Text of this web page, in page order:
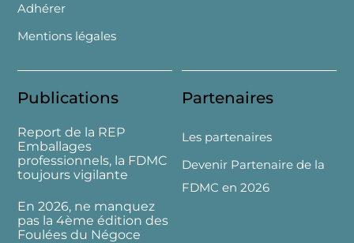
Adhérer
Mentions légales
Publications
Report de la REP
Emballages
professionnels, la FDMC
toujours vigilante
En 2026, ne manquez
pas la 4ème édition des
Foulées du Négoce
Partenaires
Les partenaires
Devenir Partenaire de la
FDMC en 2026